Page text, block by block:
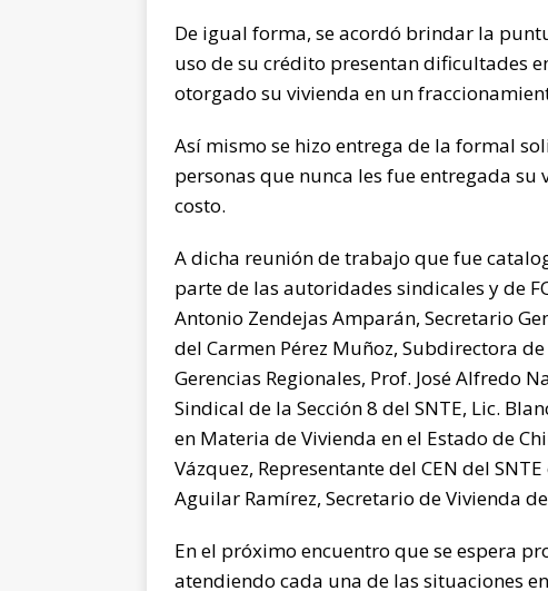
De igual forma, se acordó brindar la
uso de su crédito presentan dificultades
otorgado su vivienda en un
Así mismo se hizo entrega de la formal
personas que nunca les fue entregada
costo.
A dicha reunión de trabajo que fue
parte de las autoridades sindicales y de
Antonio Zendejas Amparán, Secretario
del Carmen Pérez Muñoz, Subdirectora
Gerencias Regionales, Prof. José Alfredo
Sindical de la Sección 8 del SNTE, Lic.
en Materia de Vivienda en el Estado de
Vázquez, Representante del CEN del
Aguilar Ramírez, Secretario de Vivienda
En el próximo encuentro que se espera
atendiendo cada una de las situaciones